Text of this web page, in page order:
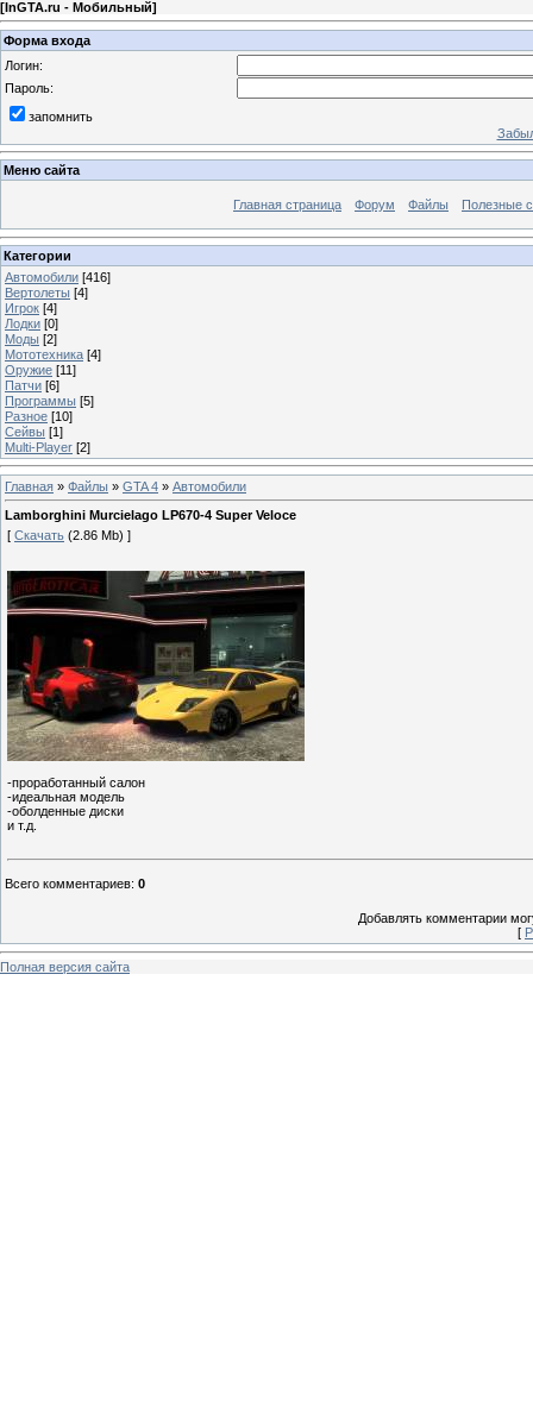
[InGTA.ru - Мобильный]
Форма входа
Логин:
Пароль:
запомнить
Меню сайта
Главная страница Форум Файлы Полезные
Категории
Автомобили [416]
Вертолеты [4]
Игрок [4]
Лодки [0]
Моды [2]
Мототехника [4]
Оружие [11]
Патчи [6]
Программы [5]
Разное [10]
Сейвы [1]
Multi-Player [2]
Главная » Файлы » GTA 4 » Автомобили
Lamborghini Murcielago LP670-4 Super Veloce
[ Скачать (2.86 Mb) ]
-проработанный салон
-идеальная модель
-оболденные диски
и т.д.
Всего комментариев: 0
Добавлять комментарии
[
Полная версия сайта